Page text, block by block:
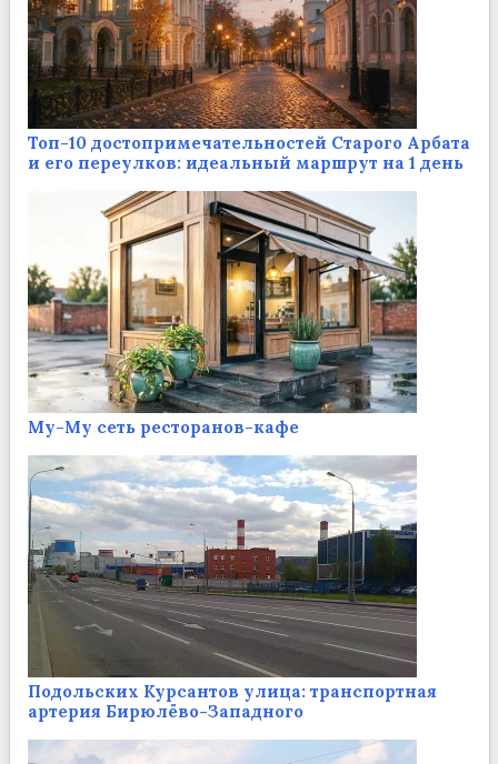
Топ-10 достопримечательностей Старого Арбата
и его переулков: идеальный маршрут на 1 день
Му-Му сеть ресторанов-кафе
Подольских Курсантов улица: транспортная
артерия Бирюлёво-Западного